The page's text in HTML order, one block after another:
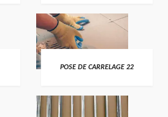
POSE DE CARRELAGE 22